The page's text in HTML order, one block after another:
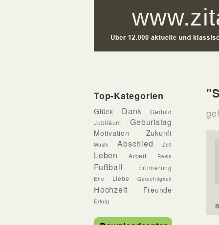
Top-Kategorien
Glück Dank
Geduld
Jubiläum
Geburtstag
Motivation Zukunft
Musik Abschied Zeit
Leben Arbeit Reise
Fußball Erinnerung
Ehe Liebe Gerechtigkeit
Hochzeit Freunde
Erfolg